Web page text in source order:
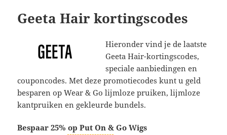
Geeta Hair kortingscodes
Hieronder vind je de laatste
Geeta Hair-kortingscodes,
speciale aanbiedingen en
couponcodes. Met deze promotiecodes kunt u geld
besparen op Wear & Go lijmloze pruiken, lijmloze
kantpruiken en gekleurde bundels.
Bespaar 25% op Put On & Go Wigs